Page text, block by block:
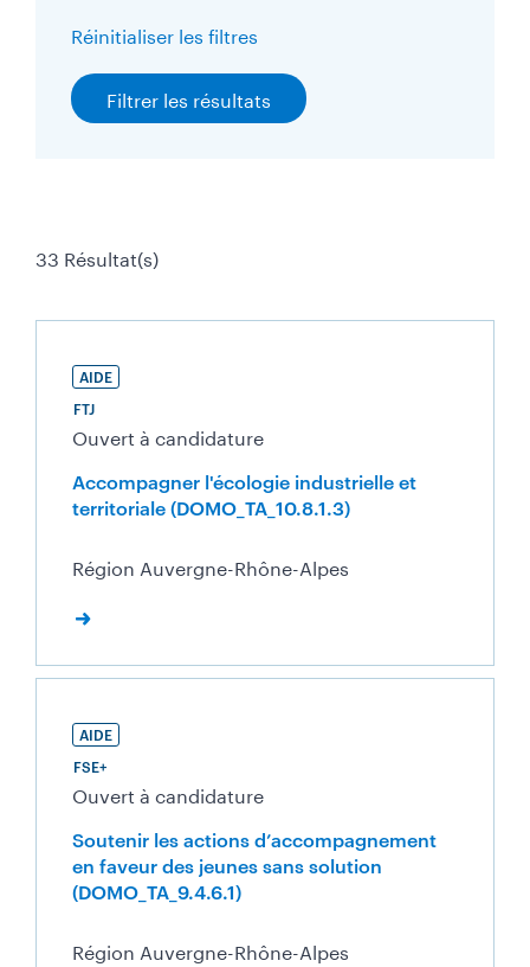
33 Résultat(s)
AIDE
FTJ
Ouvert à candidature
Accompagner l'écologie industrielle et
territoriale (DOMO_TA_10.8.1.3)
Région Auvergne-Rhône-Alpes
AIDE
FSE+
Ouvert à candidature
Soutenir les actions d’accompagnement
en faveur des jeunes sans solution
(DOMO_TA_9.4.6.1)
Région Auvergne-Rhône-Alpes